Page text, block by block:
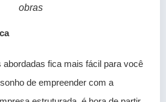
obras
fica mais fácil para você
de empreender com a